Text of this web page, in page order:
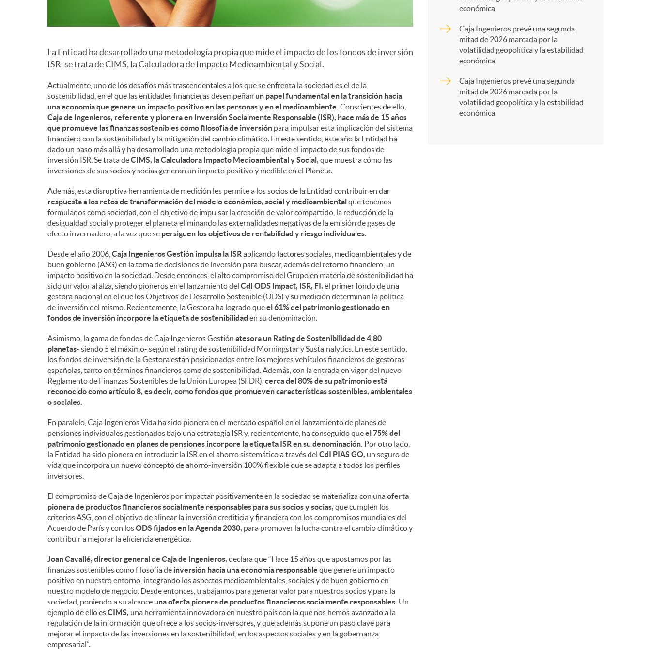
La Entidad ha desarrollado una metodología propia que mide el impacto de los fondos de inversión
ISR, se trata de CIMS, la Calculadora de Impacto Medioambiental y Social.
Actualmente, uno de los desafíos más trascendentales a los que se enfrenta la sociedad es el de la
sostenibilidad, en el que las entidades financieras desempeñan un papel fundamental en la transición hacia
una economía que genere un impacto positivo en las personas y en el medioambiente. Conscientes de ello,
Caja de Ingenieros, referente y pionera en Inversión Socialmente Responsable (ISR), hace más de 15 años
que promueve las finanzas sostenibles como filosofía de inversión para impulsar esta implicación del sistema
financiero con la sostenibilidad y la mitigación del cambio climático. En este sentido, este año la Entidad ha
dado un paso más allá y ha desarrollado una metodología propia que mide el impacto de sus fondos de
inversión ISR. Se trata deCIMS, la Calculadora Impacto Medioambiental y Social, que muestra cómo las
inversiones de sus socios y socias generan un impacto positivo y medible en el Planeta.
Además, esta disruptiva herramienta de medición les permite a los socios de la Entidad contribuir en dar
respuesta a los retos de transformación del modelo económico, social y medioambientalque tenemos
formulados como sociedad, con el objetivo de impulsar la creación de valor compartido, la reducción de la
desigualdad social y proteger el planeta eliminando las externalidades negativas de la emisión de gases de
efecto invernadero, a la vez que se persiguen los objetivos de rentabilidad y riesgo individuales.
Desde el año 2006, Caja Ingenieros Gestión impulsa la ISRaplicando factores sociales, medioambientales y de
buen gobierno (ASG) en la toma de decisiones de inversión para buscar, además del retorno financiero, un
impacto positivo en la sociedad. Desde entonces, el alto compromiso del Grupo en materia de sostenibilidad ha
sido un valor al alza, siendo pioneros en el lanzamiento del CdI ODS Impact, ISR, FI, el primer fondo de una
gestora nacional en el que los Objetivos de Desarrollo Sostenible (ODS) y su medición determinan la política
de inversión del mismo. Recientemente, la Gestora ha logrado queel 61% del patrimonio gestionado en
fondos de inversión incorpore la etiqueta de sostenibilidad en su denominación.
Asimismo, la gama de fondos de Caja Ingenieros Gestión atesora un Rating de Sostenibilidad de 4,80
planetas- siendo 5 el máximo- según el rating de sostenibilidad Morningstar y Sustainalytics. En este sentido,
los fondos de inversión de la Gestora están posicionados entre los mejores vehículos financieros de gestoras
españolas, tanto en términos financieros como de sostenibilidad. Además, con la entrada en vigor del nuevo
Reglamento de Finanzas Sostenibles de la Unión Europea (SFDR), cerca del 80% de su patrimonio está
reconocido como artículo 8, es decir, como fondos que promueven características sostenibles, ambientales
o sociales.
En paralelo, Caja Ingenieros Vida ha sido pionera en el mercado español en el lanzamiento de planes de
pensiones individuales gestionados bajo una estrategia ISR y, recientemente, ha conseguido queel 75% del
patrimonio gestionado en planes de pensiones incorpore la etiqueta ISR en su denominación. Por otro lado,
la Entidad ha sido pionera en introducir la ISR en el ahorro sistemático a través del CdI PIAS GO, un seguro de
vida que incorpora un nuevo concepto de ahorro-inversión 100% flexible que se adapta a todos los perfiles
inversores.
El compromiso de Caja de Ingenieros por impactar positivamente en la sociedad se materializa con unaoferta
pionera de productos financieros socialmente responsables para sus socios y socias, que cumplen los
criterios ASG, con el objetivo de alinear la inversión crediticia y financiera con los compromisos mundiales del
Acuerdo de París y con losODS fijados en la Agenda 2030, para promover la lucha contra el cambio climático y
contribuir a mejorar la eficiencia energética.
Joan Cavallé, director general de Caja de Ingenieros, declara que “Hace 15 años que apostamos por las
finanzas sostenibles como filosofía de inversión hacia una economía responsable que genere un impacto
positivo en nuestro entorno, integrando los aspectos medioambientales, sociales y de buen gobierno en
nuestro modelo de negocio. Desde entonces, trabajamos para generar valor para nuestros socios y para la
sociedad, poniendo a su alcance una oferta pionera de productos financieros socialmente responsables. Un
ejemplo de ello esCIMS, una herramienta innovadora en nuestro país con la que nos hemos avanzado a la
regulación de la información que ofrece a los socios-inversores, y que además supone un paso clave para
mejorar el impacto de las inversiones en la sostenibilidad, en los aspectos sociales y en la gobernanza
empresarial”.
económica
Caja Ingenieros prevé una segunda
mitad de 2026 marcada por la
volatilidad geopolítica y la estabilidad
económica
Caja Ingenieros prevé una segunda
mitad de 2026 marcada por la
volatilidad geopolítica y la estabilidad
económica